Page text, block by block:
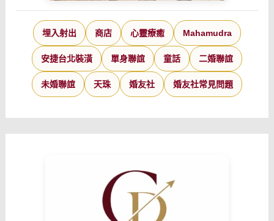
埋入射出 商店 心靈療癒 Mahamudra
安捷台北裝潢 單身聯誼 童話 二婚聯誼
未婚聯誼 天珠 婚友社 婚友社常見問題